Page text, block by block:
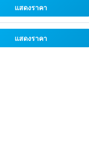
แสดงราคา
แสดงราคา